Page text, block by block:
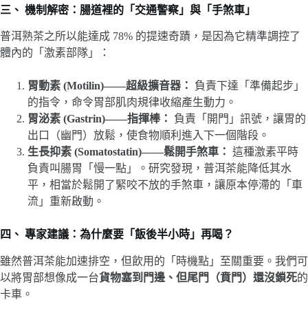
三、 機制解密：腸道裡的「交通警察」與「手煞車」
普洱熟茶之所以能達成 78% 的提速奇蹟，是因為它精準調控了
體內的「激素部隊」：
胃動素 (Motilin)——超級擴音器：
負責下達「準備起步」
的指令，命令胃部肌肉規律收縮產生動力。
胃泌素 (Gastrin)——指揮棒：
負責「開門」訊號，讓胃的
出口（幽門）放鬆，使食物順利進入下一個階段。
生長抑素 (Somatostatin)——鬆開手煞車： 這種激素平時
負責叫腸胃「慢一點」。研究發現，普洱茶能降低其水
平，相當於鬆開了緊咬不放的手煞車，讓原本停滯的「車
流」重新啟動。
四、 專家建議：為什麼要「飯後半小時」再喝？
雖然普洱茶能加速排空，但飲用的「時機點」至關重要。我們可
以將胃部想像成一台貨物塞到門邊、但尾門（賁門）還沒鎖死的
卡車。